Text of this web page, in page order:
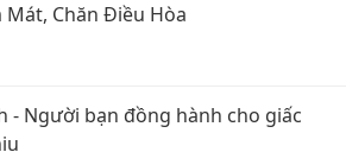
Mát, Chăn Điều Hòa
- Người bạn đồng hành cho giấc